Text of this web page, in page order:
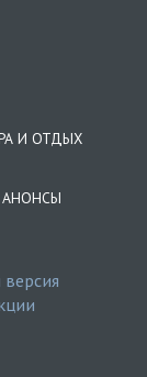
И ОТДЫХ
АНОНСЫ